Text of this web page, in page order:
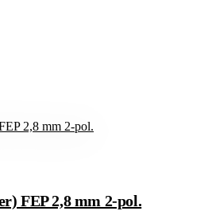
FEP 2,8 mm 2-pol.